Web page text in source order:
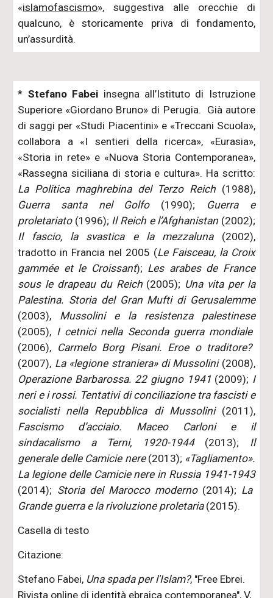
«islamofascismo», suggestiva alle orecchie di
qualcuno, è storicamente priva di fondamento,
un’assurdità.
* Stefano Fabei insegna all’Istituto di Istruzione
Superiore «Giordano Bruno» di Perugia. Già autore
di saggi per «Studi Piacentini» e «Treccani Scuola»,
collabora a «I sentieri della ricerca», «Eurasia»,
«Storia in rete» e «Nuova Storia Contemporanea»,
«Rassegna siciliana di storia e cultura». Ha scritto:
La Politica maghrebina del Terzo Reich(1988),
Guerra santa nel Golfo(1990);
Guerra e
proletariato(1996); Il Reich e l’Afghanistan (2002);
Il fascio, la svastica e la mezzaluna(2002),
tradotto in Francia nel 2005 (Le Faisceau, la Croix
gammée et le Croissant); Les arabes de France
sous le drapeau du Reich(2005); Una vita per la
Palestina. Storia del Gran Mufti di Gerusalemme
(2003), Mussolini e la resistenza palestinese
(2005), I cetnici nella Seconda guerra mondiale
(2006), Carmelo Borg Pisani. Eroe o traditore?
(2007), La «legione straniera» di Mussolini(2008),
Operazione Barbarossa. 22 giugno 1941 (2009); I
neri e i rossi. Tentativi di conciliazione tra fascisti e
socialisti nella Repubblica di Mussolini(2011),
Fascismo d’acciaio. Maceo Carloni e il
sindacalismo a Terni, 1920-1944(2013); Il
generale delle Camicie nere(2013); «Tagliamento».
La legione delle Camicie nere in Russia 1941-1943
(2014); Storia del Marocco moderno(2014); La
Grande guerra e la rivoluzione proletaria(2015).
Casella di testo
Citazione:
Stefano Fabei, Una spada per l'Islam?, "Free Ebrei.
Rivista online di identità ebraica contemporanea", V,